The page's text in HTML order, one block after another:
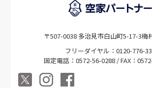
〒507-0038 多治見市白山町5-17-3梅
フリーダイヤル：0120-776-
固定電話：0572-56-0288 / FAX：